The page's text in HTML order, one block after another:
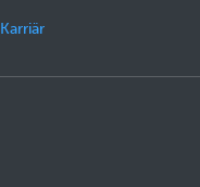
Karriär